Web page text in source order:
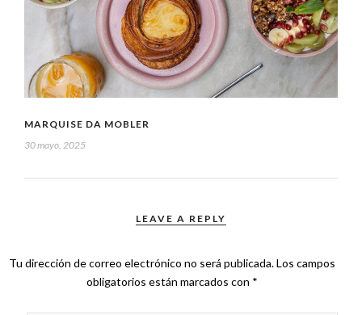
MARQUISE DA MOBLER
30 mayo, 2025
LEAVE A REPLY
Tu dirección de correo electrónico no será publicada.Los campos
obligatorios están marcados con *